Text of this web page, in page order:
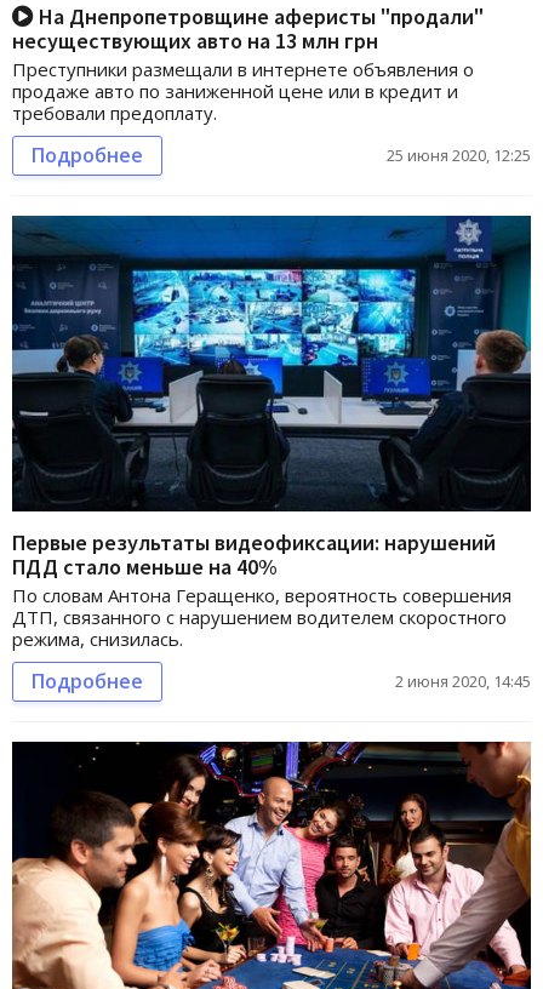
На Днепропетровщине аферисты "продали"
несуществующих авто на 13 млн грн
Преступники размещали в интернете объявления о
продаже авто по заниженной цене или в кредит и
требовали предоплату.
Подробнее 25 июня 2020, 12:25
Первые результаты видеофиксации: нарушений
ПДД стало меньше на 40%
По словам Антона Геращенко, вероятность совершения
ДТП, связанного с нарушением водителем скоростного
режима, снизилась.
Подробнее 2 июня 2020, 14:45